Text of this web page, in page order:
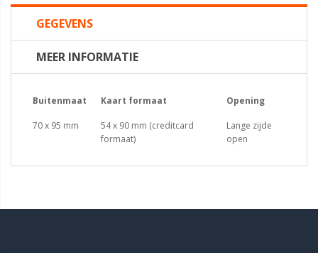
GEGEVENS
MEER INFORMATIE
Buitenmaat Kaart formaat Opening
70 x 95 mm
54 x 90 mm (creditcard
formaat)
Lange zijde
open